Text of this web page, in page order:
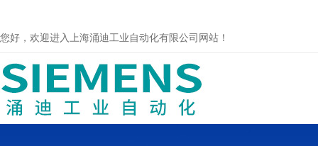
您好，欢迎进入上海涌迪工业自动化有限公司网站！